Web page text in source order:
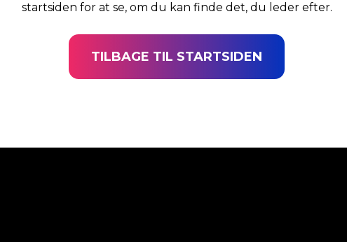
startsiden for at se, om du kan finde det, du leder efter.
TILBAGE TIL STARTSIDEN